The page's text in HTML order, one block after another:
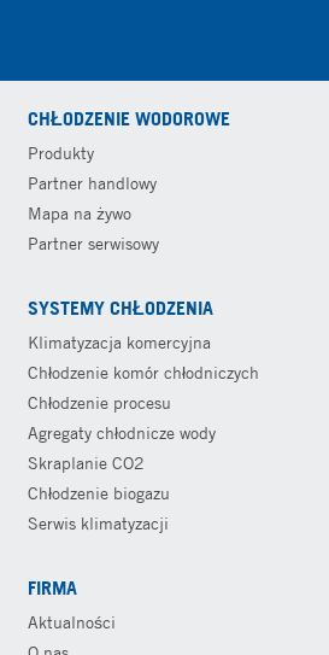
CHŁODZENIE WODOROWE
Produkty
Partner handlowy
Mapa na żywo
Partner serwisowy
SYSTEMY CHŁODZENIA
Klimatyzacja komercyjna
Chłodzenie komór chłodniczych
Chłodzenie procesu
Agregaty chłodnicze wody
Skraplanie CO2
Chłodzenie biogazu
Serwis klimatyzacji
FIRMA
Aktualności